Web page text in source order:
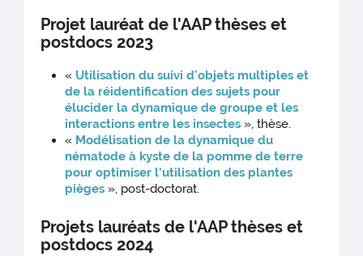
Projet lauréat de l'AAP thèses et
postdocs 2023
« Utilisation du suivi d'objets multiples et
de la réidentification des sujets pour
élucider la dynamique de groupe et les
interactions entre les insectes », thèse.
« Modélisation de la dynamique du
nématode à kyste de la pomme de terre
pour optimiser l’utilisation des plantes
pièges », post-doctorat.
Projets lauréats de l'AAP thèses et
postdocs 2024